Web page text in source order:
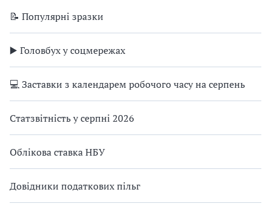
📝 Популярні зразки
▶️ Головбух у соцмережах
💻 Заставки з календарем робочого часу на серпень
Статзвітність у серпні 2026
Облікова ставка НБУ
Довідники податкових пільг